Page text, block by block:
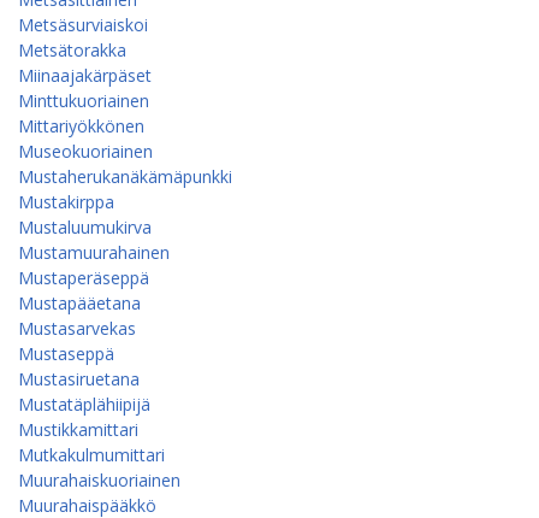
Metsäsurviaiskoi
Metsätorakka
Miinaajakärpäset
Minttukuoriainen
Mittariyökkönen
Museokuoriainen
Mustaherukanäkämäpunkki
Mustakirppa
Mustaluumukirva
Mustamuurahainen
Mustaperäseppä
Mustapääetana
Mustasarvekas
Mustaseppä
Mustasiruetana
Mustatäplähiipijä
Mustikkamittari
Mutkakulmumittari
Muurahaiskuoriainen
Muurahaispääkkö